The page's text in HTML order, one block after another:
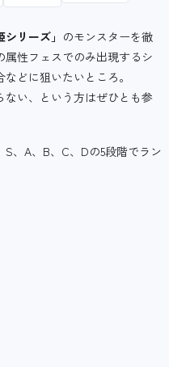
シリーズ」 のモンスターを徹
性フェスでのみ出現するシ
などに狙いたいところ。
い、という方はぜひとも参
、A、B、C、Dの5段階でラン